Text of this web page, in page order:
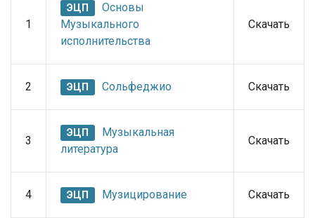
1
ЭЦП
Основы
Музыкального
исполнительства
Скачать
2 ЭЦП Сольфеджио Скачать
3
ЭЦП
Музыкальная
литература
Скачать
4 ЭЦП Музицирование Скачать